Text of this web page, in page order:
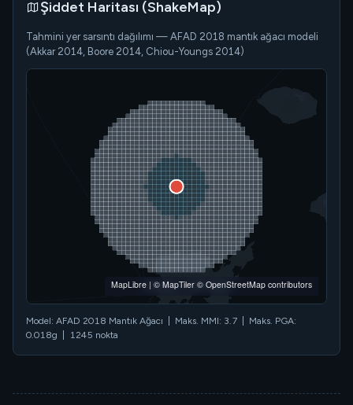
Şiddet Haritası (ShakeMap)
Tahmini yer sarsıntı dağılımı — AFAD 2018 mantık ağacı modeli
(Akkar 2014, Boore 2014, Chiou-Youngs 2014)
MapLibre | © MapTiler © OpenStreetMap contributors
Model: AFAD 2018 Mantık Ağacı | Maks. MMI: 3.7 | Maks. PGA:
0.018g | 1245 nokta